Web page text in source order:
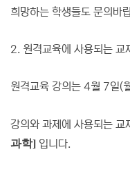
희망하는 학생들도 문의바
2. 원격교육에 사용되는 교
원격교육 강의는 4월 7일(
강의와 과제에 사용되는 교
과학] 입니다.